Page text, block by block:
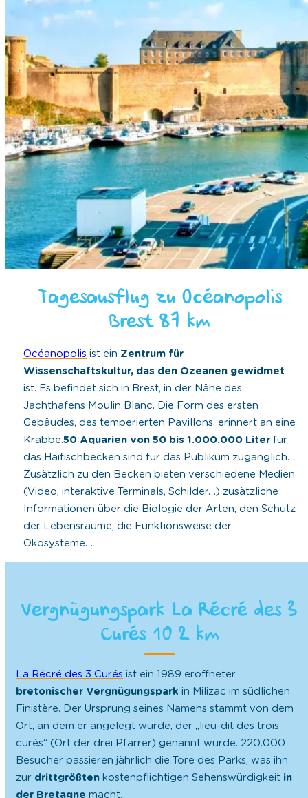
Tagesausflug zu Océanopolis
Brest 87 km
Océanopolis ist ein Zentrum für
Wissenschaftskultur, das den Ozeanen gewidmet
ist. Es befindet sich in Brest, in der Nähe des
Jachthafens Moulin Blanc. Die Form des ersten
Gebäudes, des temperierten Pavillons, erinnert an eine
Krabbe.50 Aquarien von 50 bis 1.000.000 Literfür
das Haifischbecken sind für das Publikum zugänglich.
Zusätzlich zu den Becken bieten verschiedene Medien
(Video, interaktive Terminals, Schilder…) zusätzliche
Informationen über die Biologie der Arten, den Schutz
der Lebensräume, die Funktionsweise der
Ökosysteme…
Vergnügungspark La Récré des 3
Curés 10 2 km
La Récré des 3 Curés ist ein 1989 eröffneter
bretonischer Vergnügungspark in Milizac im südlichen
Finistère. Der Ursprung seines Namens stammt von dem
Ort, an dem er angelegt wurde, der „lieu-dit des trois
curés“ (Ort der drei Pfarrer) genannt wurde. 220.000
Besucher passieren jährlich die Tore des Parks, was ihn
zur drittgrößtenkostenpflichtigen Sehenswürdigkeitin
der Bretagne macht.